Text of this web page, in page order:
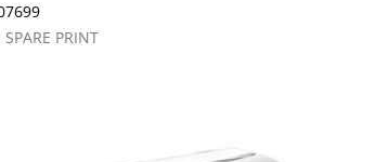
SPARE PRINT